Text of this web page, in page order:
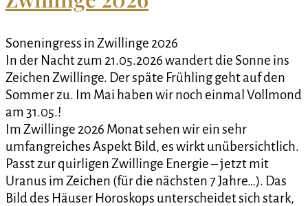
Soneningress in Zwillinge 2026
In der Nacht zum 21.05.2026 wandert die Sonne ins
Zeichen Zwillinge. Der späte Frühling geht auf den
Sommer zu. Im Mai haben wir noch einmal Vollmond
am 31.05.!
Im Zwillinge 2026 Monat sehen wir ein sehr
umfangreiches Aspekt Bild, es wirkt unübersichtlich.
Passt zur quirligen Zwillinge Energie – jetzt mit
Uranus im Zeichen (für die nächsten 7 Jahre…). Das
Bild des Häuser Horoskops unterscheidet sich stark,